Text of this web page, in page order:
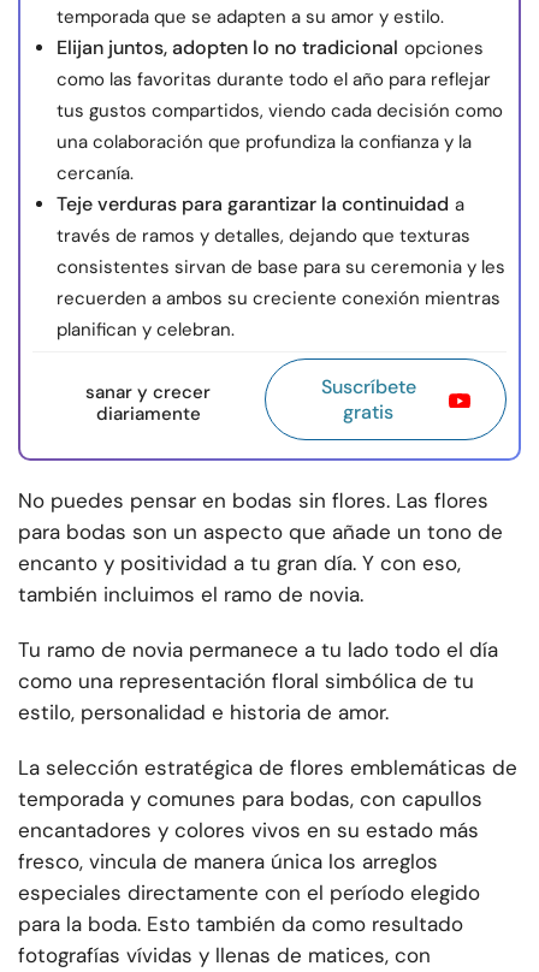
temporada que se adapten a su amor y estilo.
Elijan juntos, adopten lo no tradicional opciones
como las favoritas durante todo el año para reflejar
tus gustos compartidos, viendo cada decisión como
una colaboración que profundiza la confianza y la
cercanía.
Teje verduras para garantizar la continuidad a
través de ramos y detalles, dejando que texturas
consistentes sirvan de base para su ceremonia y les
recuerden a ambos su creciente conexión mientras
planifican y celebran.
sanar y crecer
diariamente
Suscríbete
gratis
No puedes pensar en bodas sin flores. Las flores
para bodas son un aspecto que añade un tono de
encanto y positividad a tu gran día. Y con eso,
también incluimos el ramo de novia.
Tu ramo de novia permanece a tu lado todo el día
como una representación floral simbólica de tu
estilo, personalidad e historia de amor.
La selección estratégica de flores emblemáticas de
temporada y comunes para bodas, con capullos
encantadores y colores vivos en su estado más
fresco, vincula de manera única los arreglos
especiales directamente con el período elegido
para la boda. Esto también da como resultado
fotografías vívidas y llenas de matices, con